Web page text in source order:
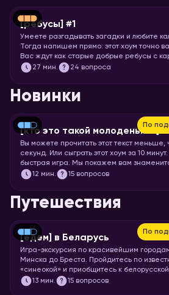
[ребусы] #1
Умеете разгадывать загадки и любите
Тогда напишем прямо: этот хоум точно
Вас ждут как старые добрые ребусы с
вопросы с визуальными подсказками.
27 мин. 24 вопроса
Новинки
По
[кто это такой молоденький]
Вы можете прочитать этот текст меньше,
секунд. Или сыграть этот хоум за 10
быстрая игра. Мы покажем вам
раннем возрасте, а ваша задача – узнать
12 мин. 15 вопросов
Путешествия
По
[едем] в Беларусь
Игра-экскурсия по красивейшим
Минска до Бреста. Пройдитесь по
«синеокой» и приобщитесь к белорусской
Скорее запускайте хоум!
13 мин. 15 вопросов